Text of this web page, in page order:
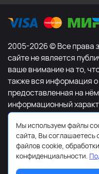
2005-2026 © Все права
сайте не является
ваше внимание на то,
также вся информация о
предоставленная на
информационный
является публичной
положениями Статьи
Российской
информации о наличии
товаров и (или) услуг,
Мы используем файлы
сайта, Вы соглашаетесь
файлов cookie,
конфиденциальности.